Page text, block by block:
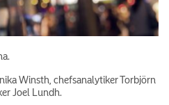
Winsth, chefsanalytiker Torbjörn
Joel Lundh.